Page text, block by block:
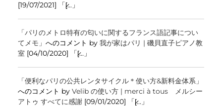
[19/07/2021] 「[̷...」
「パリのメトロ特有の匂いに関するフランス語記事につい
てメモ」 へのコメント by 我が家はパリ | 磯貝直子ピアノ教
室 [04/10/2020] 「[̷...」
「便利なパリの公共レンタサイクル＊使い方&新料金体系」
へのコメント by Velib の使い方 | merci à tous メルシー
アトゥ すべてに感謝[09/01/2020] 「[̷...」